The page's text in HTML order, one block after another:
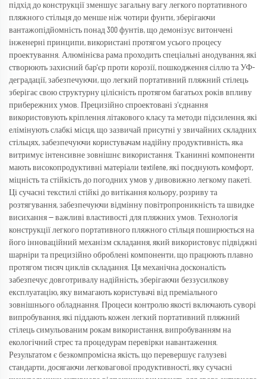
підхід до конструкції зменшує загальну вагу легкого портативного
пляжного стільця до менше ніж чотири фунти, зберігаючи
вантажопідйомність понад 300 фунтів, що демонізує витончені
інженерні принципи, використані протягом усього процесу
проектування. Алюмінієва рама проходить спеціальні анодування, які
створюють захисний бар'єр проти корозії, пошкодження сіллю та УФ-
деградації, забезпечуючи, що легкий портативний пляжний стілець
зберігає свою структурну цілісність протягом багатьох років впливу
прибережних умов. Прецизійно спроектовані з'єднання
використовують кріплення літакового класу та методи підсилення, які
елімінують слабкі місця, що зазвичай присутні у звичайних складних
стільцях, забезпечуючи користувачам надійну продуктивність, яка
витримує інтенсивне зовнішнє використання. Тканинні компоненти
мають високопродуктивні матеріали textilene, які поєднують комфорт,
міцність та стійкість до погодних умов у дивовижно легкому пакеті.
Ці сучасні текстилі стійкі до витікання кольору, розриву та
розтягування, забезпечуючи відмінну повітропроникність та швидке
висихання — важливі властивості для пляжних умов. Технологія
конструкції легкого портативного пляжного стільця поширюється на
його інноваційний механізм складання, який використовує підвіджні
шарніри та прецизійно оброблені компоненти, що працюють плавно
протягом тисяч циклів складання. Ця механічна досконалість
забезпечує довготривалу надійність, зберігаючи беззусилкову
експлуатацію, яку вимагають користувачі від преміального
зовнішнього обладнання. Процеси контролю якості включають суворі
випробування, які піддають кожен легкий портативний пляжний
стілець симульованим рокам використання, випробуванням на
екологічний стрес та процедурам перевірки навантаження.
Результатом є безкомпромісна якість, що перевершує галузеві
стандарти, досягаючи легковагової продуктивності, яку сучасні